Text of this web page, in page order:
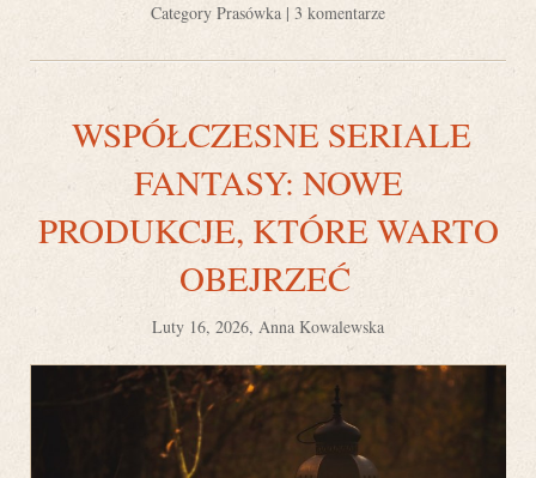
Category Prasówka | 3 komentarze
WSPÓŁCZESNE SERIALE
FANTASY: NOWE
PRODUKCJE, KTÓRE WARTO
OBEJRZEĆ
Luty 16, 2026, Anna Kowalewska